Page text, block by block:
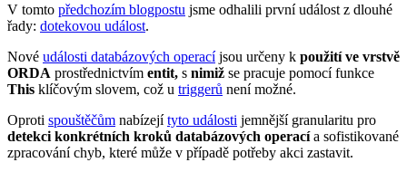
V tomto předchozím blogpostu jsme odhalili první událost z dlouhé
řady: dotekovou událost.
Nové události databázových operacíjsou určeny k použití ve vrstvě
ORDA prostřednictvím entit, s nimiž se pracuje pomocí funkce
This klíčovým slovem, což u triggerů není možné.
Oproti spouštěčům nabízejítyto události jemnější granularitu pro
detekci konkrétních kroků databázových operacía sofistikované
zpracování chyb, které může v případě potřeby akci zastavit.